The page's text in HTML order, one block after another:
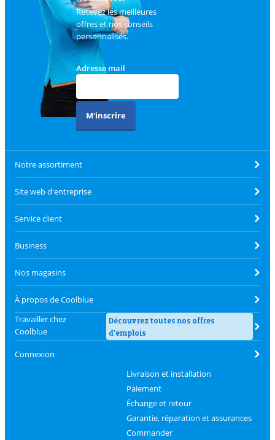
Recevez les meilleures
offres et nos conseils
personnalisés.
Adresse mail
M'inscrire
Notre assortiment
Site web d'entreprise
Service client
Business
Nos magasins
À propos de Coolblue
Travailler chez
Coolblue
Découvrez toutes nos offres
d'emplois
Connexion
Livraison et installation
Paiement
Échange et retour
Garantie, réparation et assurances
Commander